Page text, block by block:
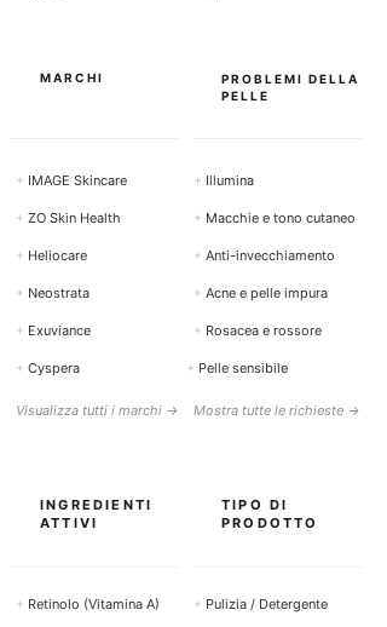
MARCHI
PROBLEMI DELLA
PELLE
+ IMAGE Skincare + Illumina
+ ZO Skin Health + Macchie e tono cutaneo
+ Heliocare + Anti-invecchiamento
+ Neostrata + Acne e pelle impura
+ Exuviance + Rosacea e rossore
+ Cyspera + Pelle sensibile
Visualizza tutti i marchi → Mostra tutte le richieste →
INGREDIENTI
ATTIVI
TIPO DI
PRODOTTO
+ Retinolo (Vitamina A) + Pulizia / Detergente